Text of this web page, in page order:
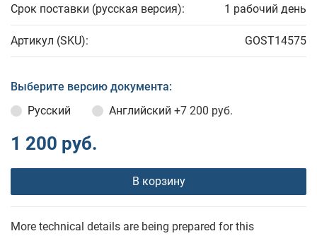
Срок поставки (русская версия): 1 рабочий день
Артикул (SKU): GOST14575
Выберите версию документа:
Русский
Английский +7 200 руб.
1 200 руб.
В корзину
More technical details are being prepared for this